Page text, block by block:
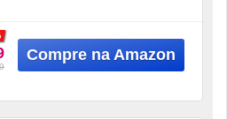
Full Gigabit, MU-MIMO,